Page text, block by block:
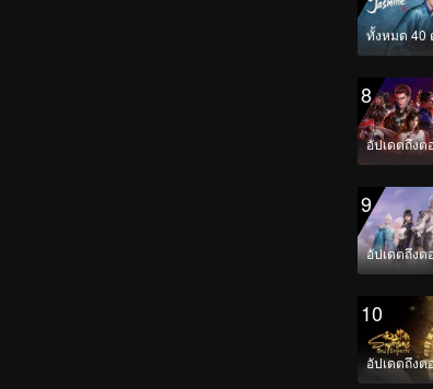
ทั้งหมด 40
8
อัปเดตถึงต
9
อัปเดตถึงต
10
อัปเดตถึงต